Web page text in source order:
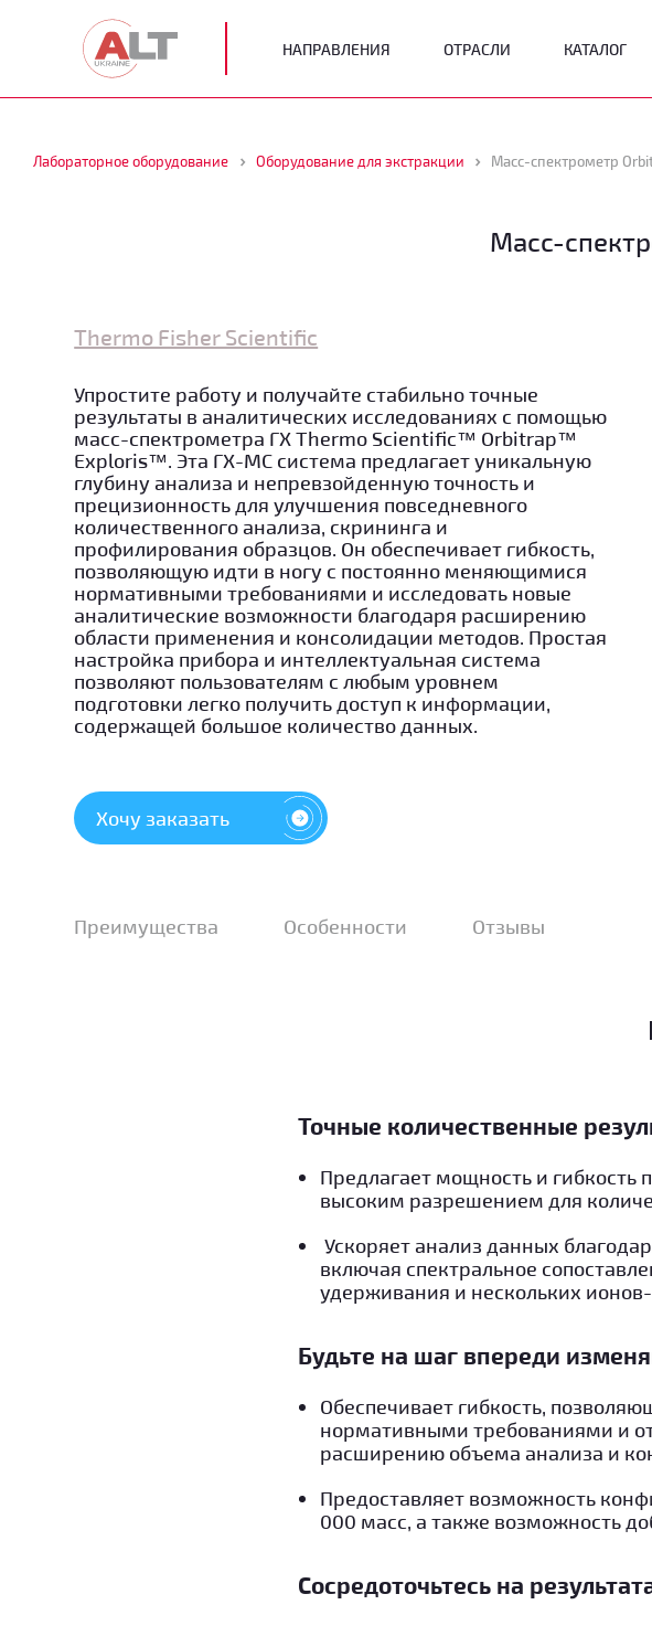
НАПРАВЛЕНИЯ ОТРАСЛИ КАТАЛОГ
Лабораторное оборудование Оборудование для экстракции Масс-спектрометр
Масс-
Thermo Fisher Scientific
Упростите работу и получайте стабильно точные
результаты в аналитических исследованиях с помощью
масс-спектрометра ГХ Thermo Scientific™ Orbitrap™
Exploris™. Эта ГХ-МС система предлагает уникальную
глубину анализа и непревзойденную точность и
прецизионность для улучшения повседневного
количественного анализа, скрининга и
профилирования образцов. Он обеспечивает гибкость,
позволяющую идти в ногу с постоянно меняющимися
нормативными требованиями и исследовать новые
аналитические возможности благодаря расширению
области применения и консолидации методов. Простая
настройка прибора и интеллектуальная система
позволяют пользователям с любым уровнем
подготовки легко получить доступ к информации,
содержащей большое количество данных.
Хочу заказать
Преимущества Особенности Отзывы
Точные количественные
Предлагает мощность и гибкость
высоким разрешением для
Ускоряет анализ данных
включая спектральное
удерживания и нескольких
Будьте на шаг впереди
Обеспечивает гибкость,
нормативными требованиями и
расширению объема анализа и
Предоставляет возможность
000 масс, а также возможность
Сосредоточьтесь на